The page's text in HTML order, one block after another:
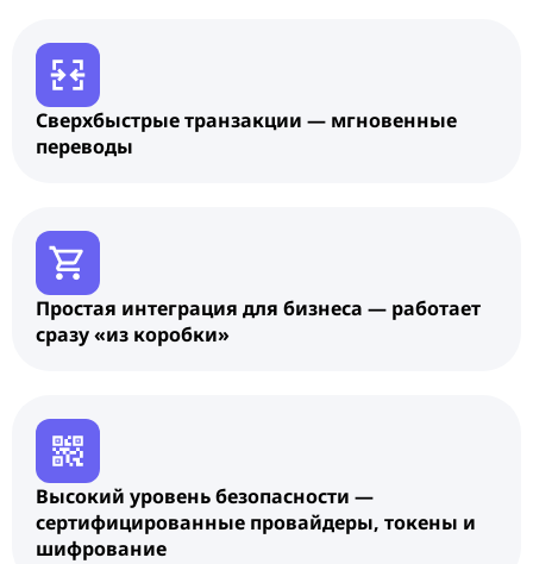
Сверхбыстрые транзакции — мгновенные
переводы
Простая интеграция для бизнеса — работает
сразу «из коробки»
Высокий уровень безопасности —
сертифицированные провайдеры, токены и
шифрование